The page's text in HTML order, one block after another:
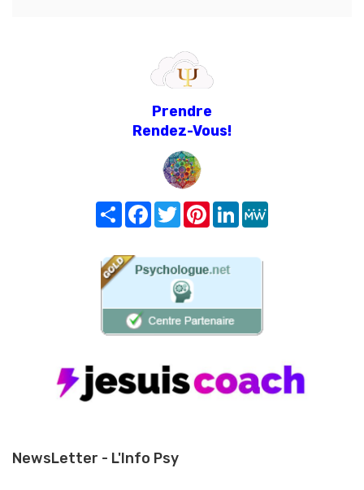
Prendre
Rendez-Vous!
Share FacebookTwitterPinterest
LinkedIn
NewsLetter - L'Info Psy